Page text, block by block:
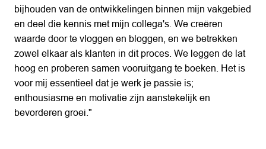
bijhouden van de ontwikkelingen binnen mijn vakgebied
en deel die kennis met mijn collega's. We creëren
waarde door te vloggen en bloggen, en we betrekken
zowel elkaar als klanten in dit proces. We leggen de lat
hoog en proberen samen vooruitgang te boeken. Het is
voor mij essentieel dat je werk je passie is;
enthousiasme en motivatie zijn aanstekelijk en
bevorderen groei."